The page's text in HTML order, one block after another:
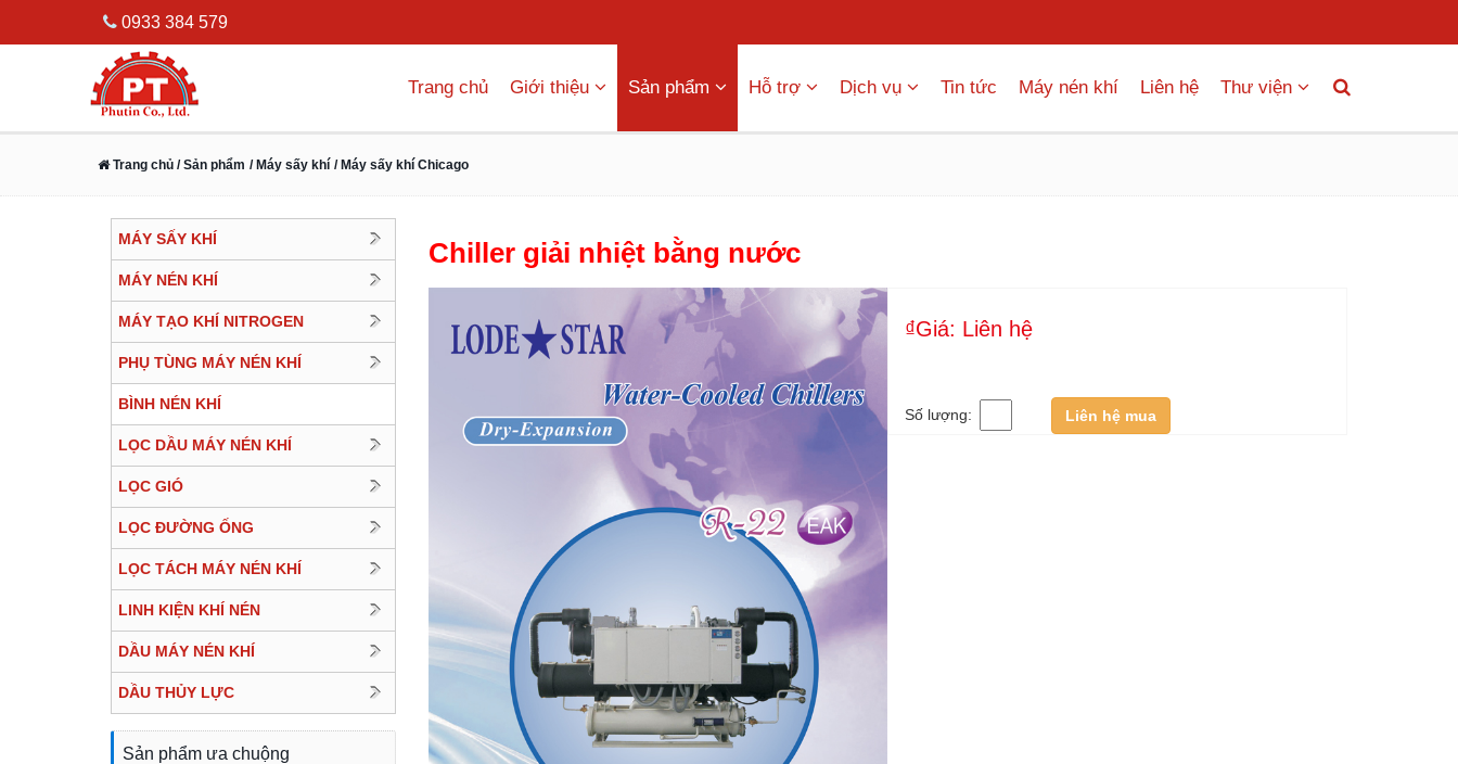
0933 384 579
Trang chủ Giới thiệu Sản phẩm Hỗ trợ Dịch vụ Tin tức Máy nén khí Liên hệ Thư viện
Trang chủ / Sản phẩm / Máy sấy khí / Máy sấy khí Chicago
Chiller giải nhiệt bằng nước
₫Giá: Liên hệ
Số lượng: Liên hệ mua
MÁY SẤY KHÍ
MÁY NÉN KHÍ
MÁY TẠO KHÍ NITROGEN
PHỤ TÙNG MÁY NÉN KHÍ
BÌNH NÉN KHÍ
LỌC DẦU MÁY NÉN KHÍ
LỌC GIÓ
LỌC ĐƯỜNG ỐNG
LỌC TÁCH MÁY NÉN KHÍ
LINH KIỆN KHÍ NÉN
DẦU MÁY NÉN KHÍ
DẦU THỦY LỰC
Sản phẩm ưa chuộng